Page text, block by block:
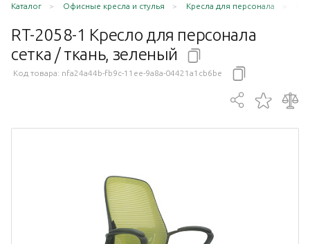
Каталог Офисные кресла и стулья Кресла для персонала
RT-2058-1 Кресло для персонала
сетка / ткань, зеленый
Код товара: nfa24a44b-fb9c-11ee-9a8a-04421a1cb6be